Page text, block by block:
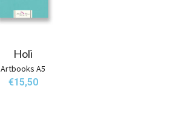
Holi
Artbooks A5
€15,50